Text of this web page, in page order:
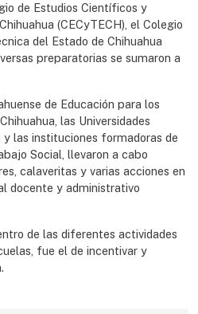
de Estudios Científicos y
(CECyTECH), el Colegio
del Estado de Chihuahua
preparatorias se sumaron a
de Educación para los
las Universidades
las instituciones formadoras de
Social, llevaron a cabo
calaveritas y varias acciones en
docente y administrativo
de las diferentes actividades
fue el de incentivar y